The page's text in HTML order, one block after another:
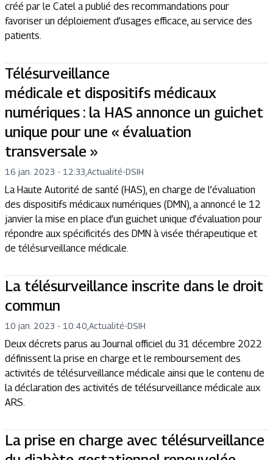
créé par le Catel a publié des recommandations pour
favoriser un déploiement d’usages efficace, au service des
patients.
Télésurveillance
médicale et dispositifs médicaux
numériques : la HAS annonce un guichet
unique pour une « évaluation
transversale »
16 jan. 2023 - 12:33 Actualité-DSIH
La Haute Autorité de santé (HAS), en charge de l’évaluation
des dispositifs médicaux numériques (DMN), a annoncé le 12
janvier la mise en place d’un guichet unique d’évaluation pour
répondre aux spécificités des DMN à visée thérapeutique et
de télésurveillance médicale.
La télésurveillance inscrite dans le droit
commun
10 jan. 2023 - 10:40 Actualité-DSIH
Deux décrets parus au Journal officiel du 31 décembre 2022
définissent la prise en charge et le remboursement des
activités de télésurveillance médicale ainsi que le contenu de
la déclaration des activités de télésurveillance médicale aux
ARS.
La prise en charge avec télésurveillance